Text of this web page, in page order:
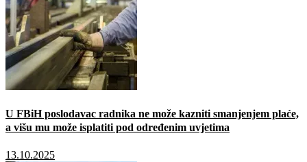
U FBiH poslodavac radnika ne može kazniti smanjenjem plaće,
a višu mu može isplatiti pod određenim uvjetima
13.10.2025